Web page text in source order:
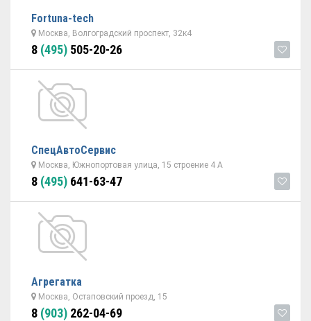
Fortuna-tech
Москва, Волгоградский проспект, 32к4
8 (495) 505-20-26
СпецАвтоСервис
Москва, Южнопортовая улица, 15 строение 4 А
8 (495) 641-63-47
Агрегатка
Москва, Остаповский проезд, 15
8 (903) 262-04-69